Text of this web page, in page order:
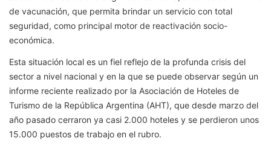
de vacunación, que permita brindar un servicio con total
seguridad, como principal motor de reactivación socio-
económica.
Esta situación local es un fiel reflejo de la profunda crisis del
sector a nivel nacional y en la que se puede observar según un
informe reciente realizado por la Asociación de Hoteles de
Turismo de la República Argentina (AHT), que desde marzo del
año pasado cerraron ya casi 2.000 hoteles y se perdieron unos
15.000 puestos de trabajo en el rubro.